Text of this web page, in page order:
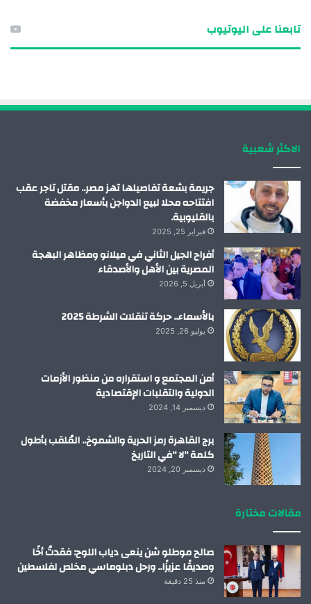
تابعنا على اليوتيوب
الاكثر شعبية
جريمة بشعة تفاصيلها تهز مصر.. مقتل تاجر عقب
افتتاحه محلا لبيع الدواجن بأسعار مخفضة
بالقليوبية.
فبراير 25, 2025
أفراح الجيل الثاني في ميلانو ومظاهر البهجة
المصرية بين الأهل والأصدقاء
أبريل 5, 2026
بالأسماء.. حركة تنقلات الشرطة 2025
يوليو 26, 2025
أمن المجتمع و استقراره من منظور الأزمات
الدولية والتقلبات الإقتصادية
ديسمبر 14, 2024
برج القاهرة رمز الحرية والشموخ.. المُلقب بأطول
كلمة “لا “في التاريخ
ديسمبر 20, 2024
مقالات مختارة
صالح موطلو شن ينعى دياب اللوح: فقدتُ أخًا
وصديقًا عزيزًا.. ورحل دبلوماسي مخلص لفلسطين
منذ 25 دقيقة